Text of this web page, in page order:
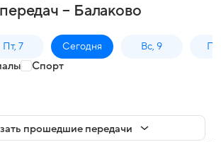
– Балаково
Пт, 7 Сегодня Вс, 9
Спорт
прошедшие передачи